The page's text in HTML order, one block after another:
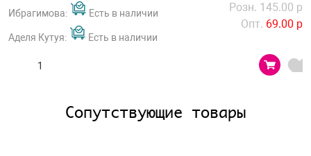
Ибрагимова: Есть в наличии
Аделя Кутуя: Есть в наличии
Розн. 145.00 р
Опт. 69.00 р
Сопутствующие товары